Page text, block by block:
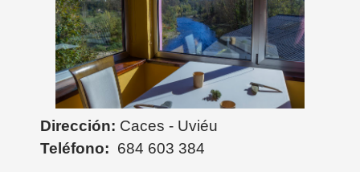
Dirección: Caces - Uviéu
Teléfono: 684 603 384